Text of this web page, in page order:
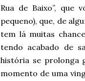
Rua de Baixo”, que
pequeno), que, de
tem lá muitas
tendo acabado de
história se prolonga
momento de uma